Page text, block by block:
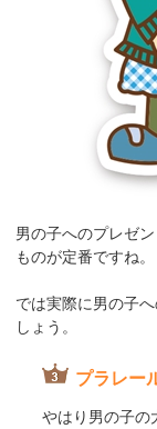
男の子へのプレゼ
ものが定番ですね。
では実際に男の子
しょう。
プラレー
やはり男の子の